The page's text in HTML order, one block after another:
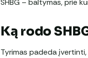
SHBG – baltymas, prie
Ką rodo
Tyrimas padeda